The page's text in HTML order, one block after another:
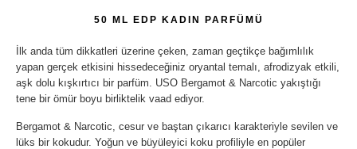
50 ML EDP KADIN PARFÜMÜ
İlk anda tüm dikkatleri üzerine çeken, zaman geçtikçe bağımlılık
yapan gerçek etkisini hissedeceğiniz oryantal temalı, afrodizyak etkili,
aşk dolu kışkırtıcı bir parfüm. USO Bergamot & Narcotic yakıştığı
tene bir ömür boyu birliktelik vaad ediyor.
Bergamot & Narcotic, cesur ve baştan çıkarıcı karakteriyle sevilen ve
lüks bir kokudur. Yoğun ve büyüleyici koku profiliyle en popüler